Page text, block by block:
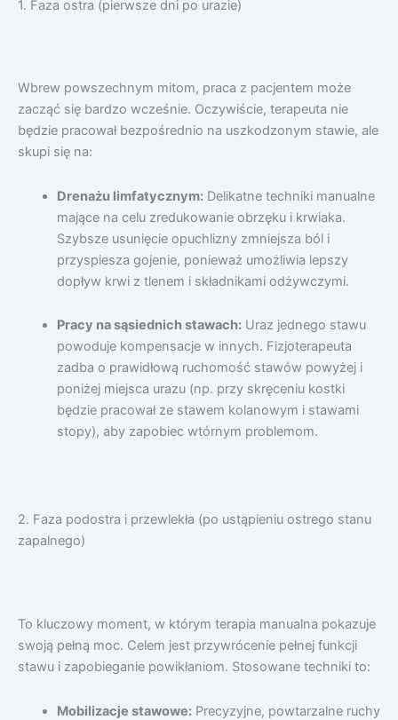
1. Faza ostra (pierwsze dni po urazie)
Wbrew powszechnym mitom, praca z pacjentem może
zacząć się bardzo wcześnie. Oczywiście, terapeuta nie
będzie pracował bezpośrednio na uszkodzonym stawie, ale
skupi się na:
Drenażu limfatycznym:Delikatne techniki manualne
mające na celu zredukowanie obrzęku i krwiaka.
Szybsze usunięcie opuchlizny zmniejsza ból i
przyspiesza gojenie, ponieważ umożliwia lepszy
dopływ krwi z tlenem i składnikami odżywczymi.
Pracy na sąsiednich stawach:Uraz jednego stawu
powoduje kompensacje w innych. Fizjoterapeuta
zadba o prawidłową ruchomość stawów powyżej i
poniżej miejsca urazu (np. przy skręceniu kostki
będzie pracował ze stawem kolanowym i stawami
stopy), aby zapobiec wtórnym problemom.
2. Faza podostra i przewlekła (po ustąpieniu ostrego stanu
zapalnego)
To kluczowy moment, w którym terapia manualna pokazuje
swoją pełną moc. Celem jest przywrócenie pełnej funkcji
stawu i zapobieganie powikłaniom. Stosowane techniki to:
Mobilizacje stawowe:Precyzyjne, powtarzalne ruchy